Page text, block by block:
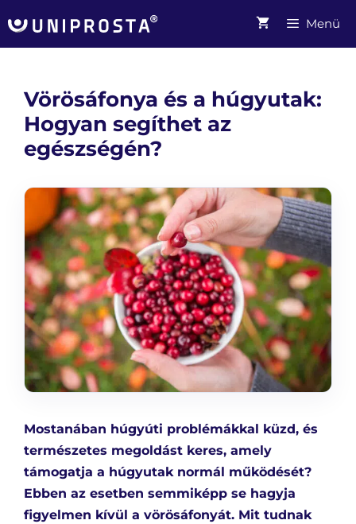
tartalomba
Menü
Vörösáfonya és a húgyutak:
Hogyan segíthet az
egészségén?
Mostanában húgyúti problémákkal küzd, és
természetes megoldást keres, amely
támogatja a húgyutak normál működését?
Ebben az esetben semmiképp se hagyja
figyelmen kívül a vörösáfonyát. Mit tudnak